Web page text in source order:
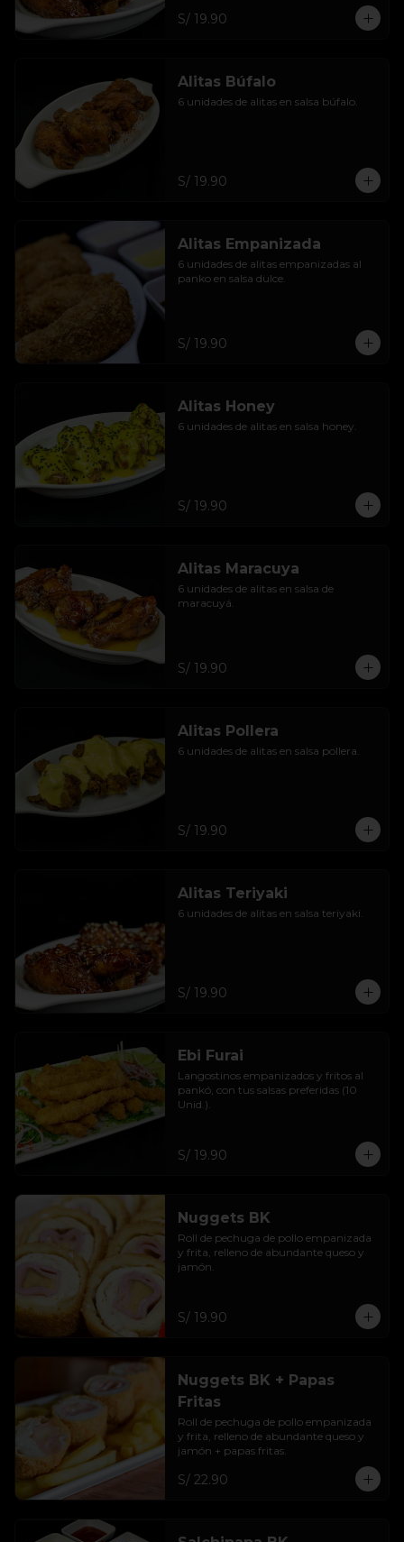
S/ 19.90
Alitas Búfalo
6 unidades de alitas en salsa búfalo.
S/ 19.90
Alitas Empanizada
6 unidades de alitas empanizadas al
panko en salsa dulce.
S/ 19.90
Alitas Honey
6 unidades de alitas en salsa honey.
S/ 19.90
Alitas Maracuya
6 unidades de alitas en salsa de
maracuyá.
S/ 19.90
Alitas Pollera
6 unidades de alitas en salsa pollera.
S/ 19.90
Alitas Teriyaki
6 unidades de alitas en salsa teriyaki.
S/ 19.90
Ebi Furai
Langostinos empanizados y fritos al
pankó, con tus salsas preferidas (10
Unid.).
S/ 19.90
Nuggets BK
Roll de pechuga de pollo empanizada
y frita, relleno de abundante queso y
jamón.
S/ 19.90
Nuggets BK + Papas
Fritas
Roll de pechuga de pollo empanizada
y frita, relleno de abundante queso y
jamón + papas fritas.
S/ 22.90